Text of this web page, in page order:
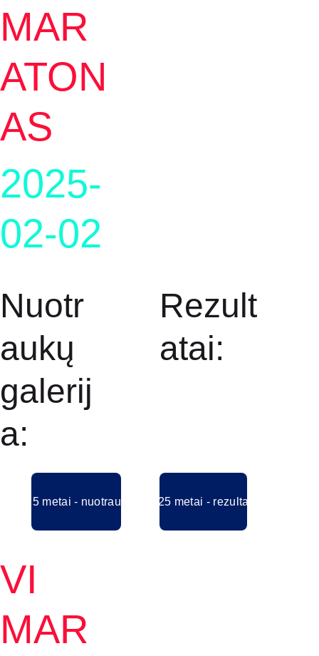
2025-
02-02
Nuotr
aukų
galerij
a:
2025 metai - nuotraukos
Rezult
atai:
2025 metai - rezultatai
MAR
ATON
AS
VI
MAR